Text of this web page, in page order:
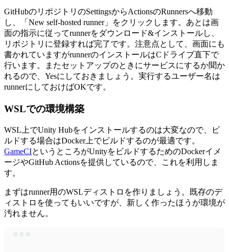
GitHubのリポジトリのSettingsからActionsのRunnersへ移動
し、「New self-hosted runner」をクリックします。あとは画
面の指示に従ってrunnerをダウンロード&インストールし、
リポジトリに登録すれば完了です。注意点として、画面にも
書かれていますがrunnerのインストールはCドライブ直下で
行います。またセットアップのときにサービスにするか聞か
れるので、Yesにしておきましょう。実行するユーザー名は
runnerにしておけばOKです。
WSLでの環境構築
WSL上でUnity Hubをインストールするのは大変なので、ビ
ルドする場合はDocker上でビルドするのが最適です。
GameCIというところがUnityをビルドするためのDockerイメ
ージやGitHub Actionsを提供しているので、これを利用しま
す。
まずはrunner用のWSLディストロを作りましょう。既存のデ
ィストロを使ってもいいですが、新しく作ったほうが環境が
汚れません。